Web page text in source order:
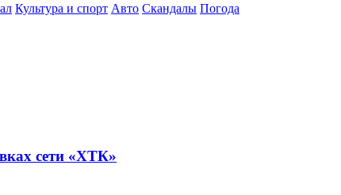
Культура и спорт Авто Скандалы Погода
сети «ХТК»